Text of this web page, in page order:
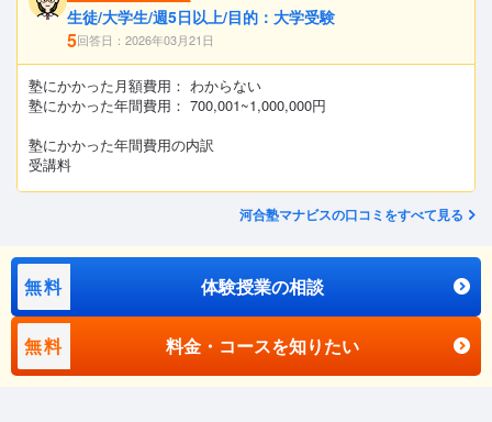
生徒/大学生/週5日以上/目的：大学受験
5回答日：2026年03月21日
塾にかかった月額費用： わからない
塾にかかった年間費用： 700,001~1,000,000円
塾にかかった年間費用の内訳
受講料
河合塾マナビスの口コミをすべて見る
無料 体験授業の相談
無料 料金・コースを知りたい